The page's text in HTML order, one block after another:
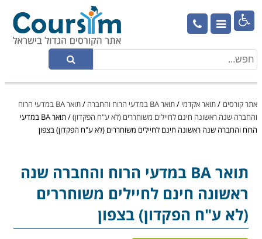

אתר קורסים /תואר אקדמי /תואר BA במדעי הרוח והחברה /
תואר BA במדעי הרוח
והחברה שנה ראשונה חינם לחיילים משוחררים (לא ע"ח הפקדון)/
תואר BA במדעי
הרוח והחברה שנה ראשונה חינם לחיילים משוחררים (לא ע"ח הפקדון) בצפון
תואר BA במדעי הרוח והחברה
שנה
ראשונה חינם לחיילים משוחררים
(לא ע"ח הפקדון) בצפון